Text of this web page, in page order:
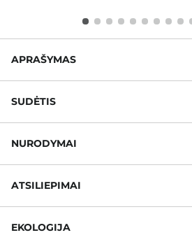
APRAŠYMAS
SUDĖTIS
NURODYMAI
ATSILIEPIMAI
EKOLOGIJA